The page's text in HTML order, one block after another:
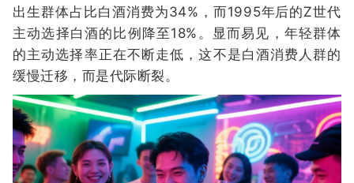
出生群体占比白酒消费为34%，而1995年后的Z世代
主动选择白酒的比例降至18%。显而易见，年轻群体
的主动选择率正在不断走低，这不是白酒消费人群的
缓慢迁移，而是代际断裂。